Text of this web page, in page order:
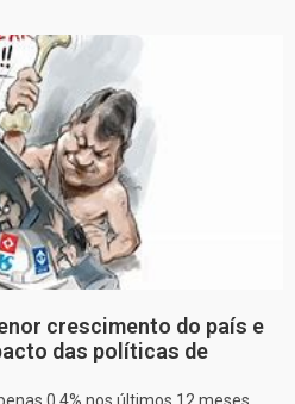
crescimento do país e
das políticas de